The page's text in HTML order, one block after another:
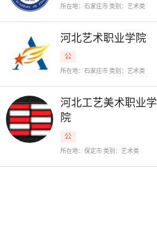
所在地：石家庄市 类别：艺术类
河北艺术职业学院
公
所在地：石家庄市 类别：艺术类
河北工艺美术职业学
院
公
所在地：保定市 类别：艺术类